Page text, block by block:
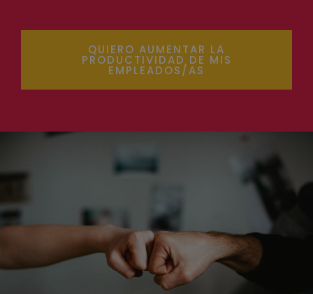
QUIERO AUMENTAR LA
PRODUCTIVIDAD DE MIS
EMPLEADOS/AS